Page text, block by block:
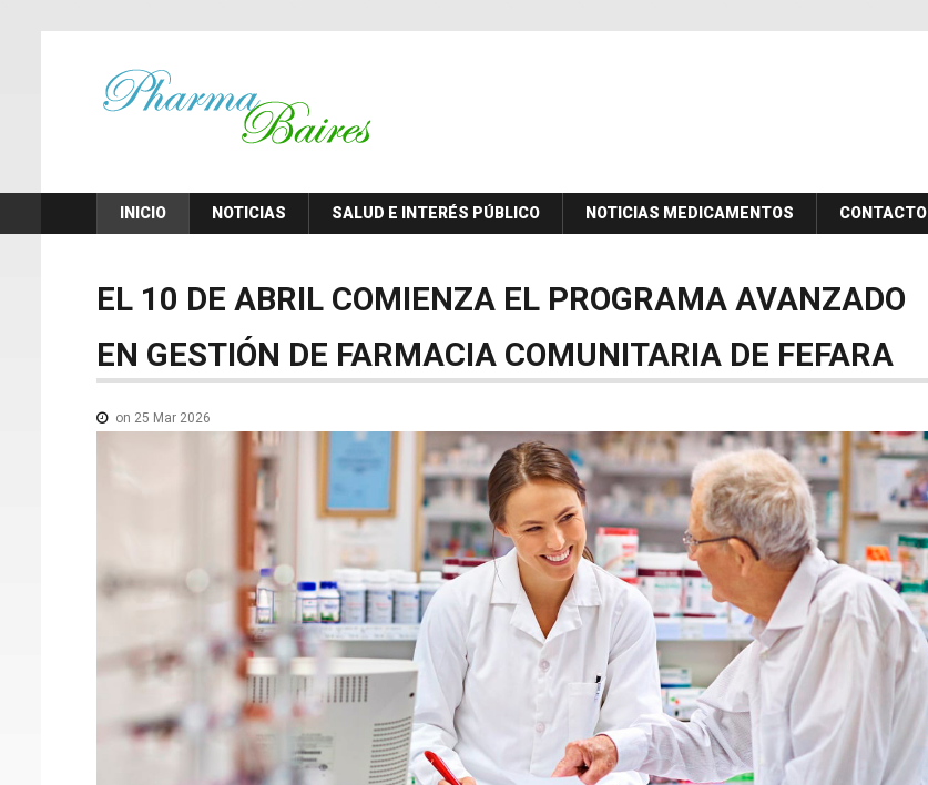
INICIO NOTICIAS SALUD E INTERÉS PÚBLICO NOTICIAS MEDICAMENTOS CONTACTO
EL 10 DE ABRIL COMIENZA EL PROGRAMA AVANZADO
EN GESTIÓN DE FARMACIA COMUNITARIA DE FEFARA
on 25 Mar 2026